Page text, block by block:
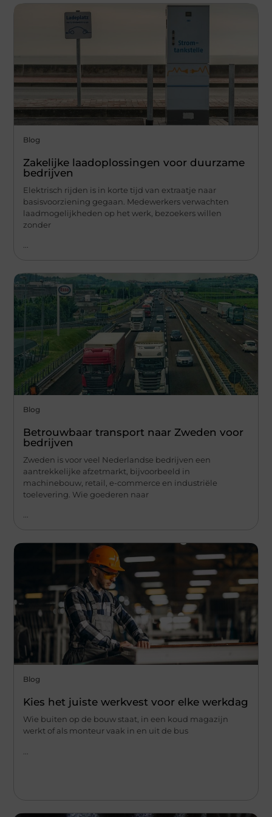
Blog
Zakelijke laadoplossingen voor duurzame
bedrijven
Elektrisch rijden is in korte tijd van extraatje naar
basisvoorziening gegaan. Medewerkers verwachten
laadmogelijkheden op het werk, bezoekers willen
zonder
Blog
Betrouwbaar transport naar Zweden voor
bedrijven
Zweden is voor veel Nederlandse bedrijven een
aantrekkelijke afzetmarkt, bijvoorbeeld in
machinebouw, retail, e-commerce en industriële
toelevering. Wie goederen naar
...
Blog
Kies het juiste werkvest voor elke werkdag
Wie buiten op de bouw staat, in een koud magazijn
werkt of als monteur vaak in en uit de bus